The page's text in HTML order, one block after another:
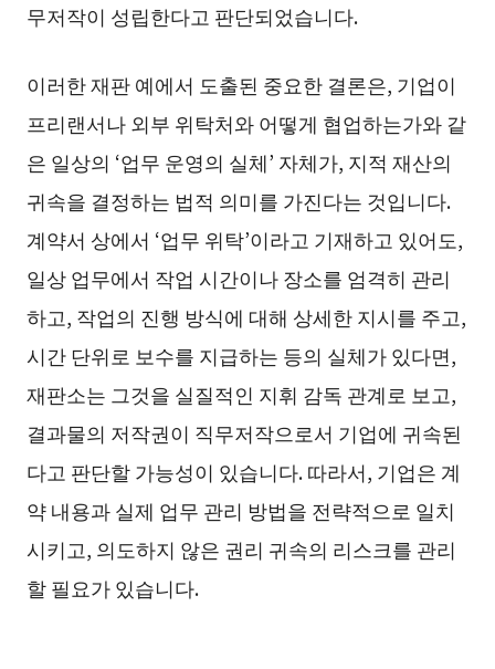
무저작이 성립한다고 판단되었습니다.
이러한 재판 예에서 도출된 중요한 결론은, 기업이
프리랜서나 외부 위탁처와 어떻게 협업하는가와 같
은 일상의 ‘업무 운영의 실체’ 자체가, 지적 재산의
귀속을 결정하는 법적 의미를 가진다는 것입니다.
계약서 상에서 ‘업무 위탁’이라고 기재하고 있어도,
일상 업무에서 작업 시간이나 장소를 엄격히 관리
하고, 작업의 진행 방식에 대해 상세한 지시를 주고,
시간 단위로 보수를 지급하는 등의 실체가 있다면,
재판소는 그것을 실질적인 지휘 감독 관계로 보고,
결과물의 저작권이 직무저작으로서 기업에 귀속된
다고 판단할 가능성이 있습니다. 따라서, 기업은 계
약 내용과 실제 업무 관리 방법을 전략적으로 일치
시키고, 의도하지 않은 권리 귀속의 리스크를 관리
할 필요가 있습니다.